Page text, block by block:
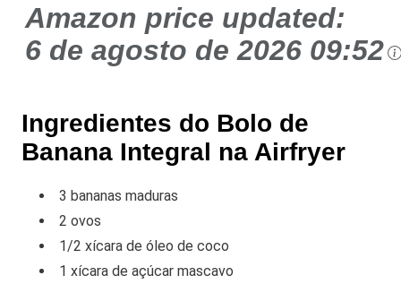
Amazon price updated:
6 de agosto de 2026 09:52
Ingredientes do Bolo de
Banana Integral na Airfryer
3 bananas maduras
2 ovos
1/2 xícara de óleo de coco
1 xícara de açúcar mascavo